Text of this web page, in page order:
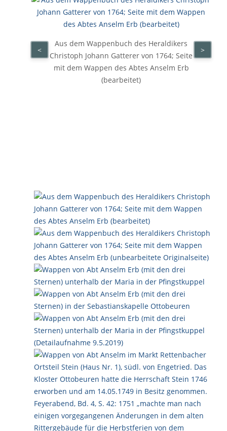
Aus dem Wappenbuch des Heraldikers
Christoph Johann Gatterer von 1764; Seite
mit dem Wappen des Abtes Anselm Erb
(bearbeitet)
< >